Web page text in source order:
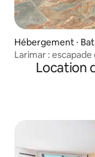
Hébergement ⋅
Larimar :
Location